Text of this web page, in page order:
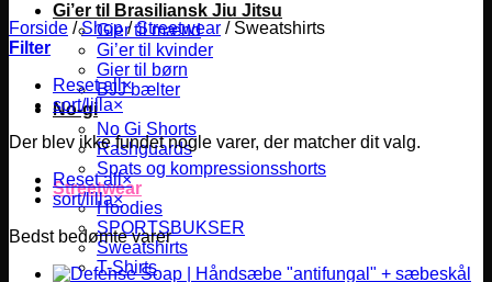
Gi’er til Brasiliansk Jiu Jitsu
Gier til mænd
Gi’er til kvinder
Gier til børn
BJJ bælter
No-gi
No Gi Shorts
Rashguards
Spats og kompressionsshorts
Streetwear
Hoodies
SPORTSBUKSER
Sweatshirts
T-Shirts
Forside / Shop / Streetwear /Sweatshirts
Filter
Reset all×
sort/lilla×
Der blev ikke fundet nogle varer, der matcher dit valg.
Reset all×
sort/lilla×
Bedst bedømte varer